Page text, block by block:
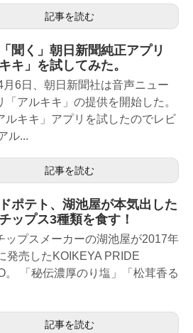
記事を読む
聞く」朝日新聞純正アプリ
キ」を試してみた。
月6日、朝日新聞社は音声ニュー
「アルキキ」の提供を開始した。
ルキキ」アプリを試したのでレビ
ル...
記事を読む
ポテト、湖池屋が本気出した
ップス3種類を食す！
ップスメーカーの湖池屋が2017年
発売したKOIKEYA PRIDE
。 「秘伝濃厚のり塩」「松茸香る
記事を読む